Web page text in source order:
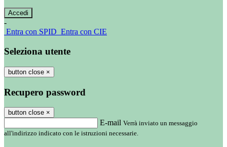
-
Entra con SPID Entra con CIE
Seleziona utente
button close ×
Recupero password
button close ×
E-mail Verrà inviato un messaggio
all'indirizzo indicato con le istruzioni necessarie.